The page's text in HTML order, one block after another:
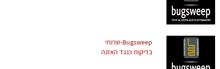
Bugsweep-שרותי
בדיקות כנגד האזנה